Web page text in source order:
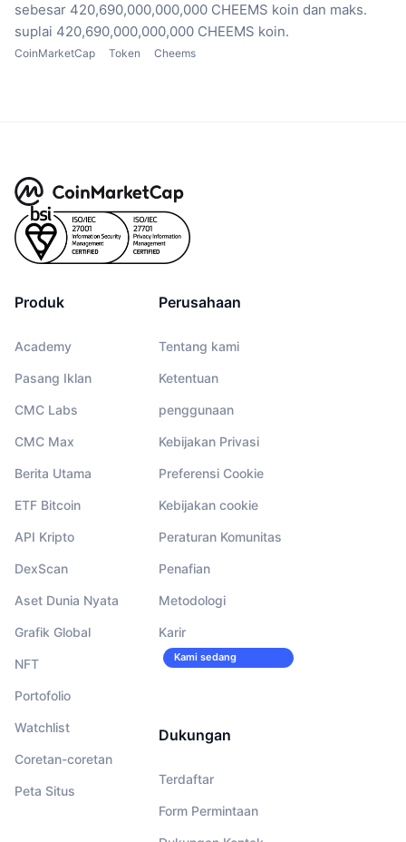
sebesar 420,690,000,000,000 CHEEMS koin dan maks.
suplai 420,690,000,000,000 CHEEMS koin.
CoinMarketCap Token Cheems
Produk
Academy
Pasang Iklan
CMC Labs
CMC Max
Berita Utama
ETF Bitcoin
API Kripto
DexScan
Aset Dunia Nyata
Grafik Global
NFT
Portofolio
Watchlist
Coretan-coretan
Peta Situs
Perusahaan
Tentang kami
Ketentuan
penggunaan
Kebijakan Privasi
Preferensi Cookie
Kebijakan cookie
Peraturan Komunitas
Penafian
Metodologi
Karir
Kami sedang
Dukungan
Terdaftar
Form Permintaan